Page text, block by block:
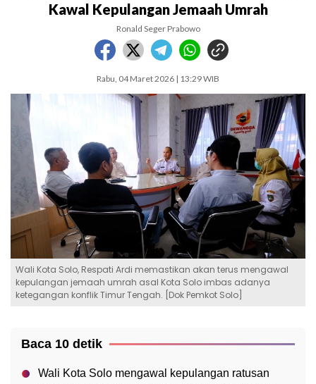
Kawal Kepulangan Jemaah Umrah
Ronald Seger Prabowo
Rabu, 04 Maret 2026 | 13:29 WIB
Wali Kota Solo, Respati Ardi memastikan akan terus mengawal
kepulangan jemaah umrah asal Kota Solo imbas adanya
ketegangan konflik Timur Tengah. [Dok Pemkot Solo]
Baca 10 detik
Wali Kota Solo mengawal kepulangan ratusan